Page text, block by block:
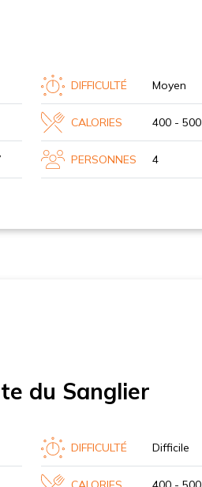
DIFFICULTÉ Moyen
CALORIES 400 - 500
PERSONNES 4
du Sanglier
DIFFICULTÉ Difficile